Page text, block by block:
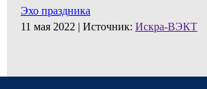
Эхо праздника
11 мая 2022 | Источник: Искра-ВЭКТ